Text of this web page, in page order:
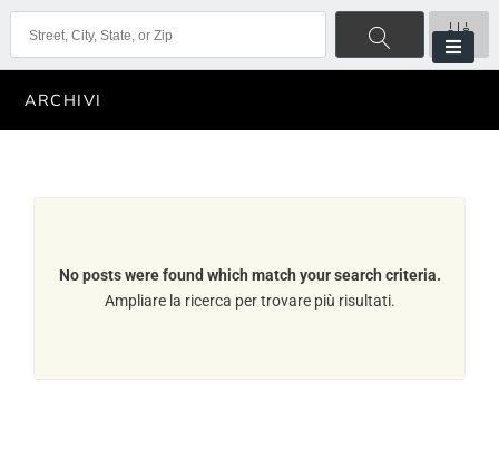
ARCHIVI
No posts were found which match your search criteria.
Ampliare la ricerca per trovare più risultati.